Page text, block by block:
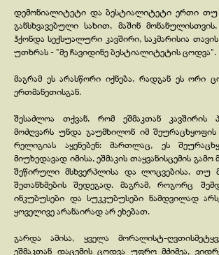
დემონიალიტეტი და ბესტიალიტეტი ერთი თუ
განსხვავებული სახით, მაშინ
ჰქონდა სექსუალური კავშირი, საკმარისია
უთხრას - "მე ჩავიდინე ბესტიალიტეტის ცოდვა".
მაგრამ ეს არასწორი იქნება, რადგან ეს ორი
ერთმანეთისგან.
შესაძლოა თქვან, რომ ეშმაკთან კავშირის
მოძღვარს უნდა გაუმხილონ იმ შეურაცხყოფის
რელიგიას აყენებენ: მართლაც, ეს
მიუხედავად იმისა, ეშმაკის თაყვანისცემის
შეწირული მსხვერპლისა და ლოცვებისა, თუ
შეთანხმების შედეგად. მაგრამ, როგორც
ინკუბუსები და სუკკუბუსები ნამდვილად
ყოველივე არანაირად არ ეხებათ.
გარდა ამისა, ყველა მორალისტ-
ეშმაკთან დაცემის ცოდვა უფრო მძიმეა,